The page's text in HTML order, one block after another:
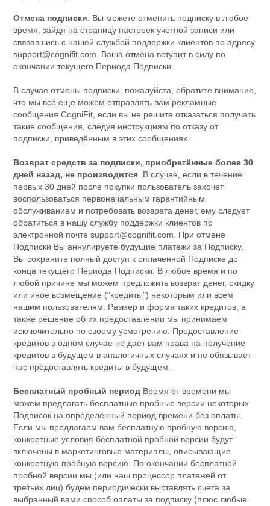
Отмена подписки . Вы можете отменить подписку в любое
время, зайдя на страницу настроек учетной записи или
связавшись с нашей службой поддержки клиентов по адресу
support@cognifit.com . Ваша отмена вступит в силу по
окончании текущего Периода Подписки.
В случае отмены подписки, пожалуйста, обратите внимание,
что мы всё ещё можем отправлять вам рекламные
сообщения CogniFit, если вы не решите отказаться получать
такие сообщения, следуя инструкциям по отказу от
подписки, приведённым в этих сообщениях.
Возврат средств за подписки, приобретённые более 30
дней назад, не производится . В случае, если в течение
первых 30 дней после покупки пользователь захочет
воспользоваться первоначальным гарантийным
обслуживанием и потребовать возврата денег, ему следует
обратиться в нашу службу поддержки клиентов по
электронной почтеsupport@cognifit.com . При отмене
Подписки Вы аннулируете будущие платежи за Подписку.
Вы сохраните полный доступ к оплаченной Подписке до
конца текущего Периода Подписки. В любое время и по
любой причине мы можем предложить возврат денег, скидку
или иное возмещение ("кредиты") некоторым или всем
нашим пользователям. Размер и форма таких кредитов, а
также решение об их предоставлении мы принимаем
исключительно по своему усмотрению. Предоставление
кредитов в одном случае не даёт вам права на получение
кредитов в будущем в аналогичных случаях и не обязывает
нас предоставлять кредиты в будущем.
Бесплатный пробный период Время от времени мы
можем предлагать бесплатные пробные версии некоторых
Подписок на определённый период времени без оплаты.
Если мы предлагаем вам бесплатную пробную версию,
конкретные условия бесплатной пробной версии будут
включены в маркетинговые материалы, описывающие
конкретную пробную версию. По окончании бесплатной
пробной версии мы (или наш процессор платежей от
третьих лиц) будем периодически выставлять счета за
выбранный вами способ оплаты за подписку (плюс любые